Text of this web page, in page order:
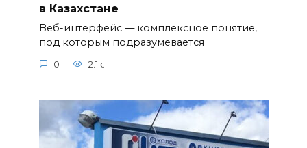
в Казахстане
Веб-интерфейс — комплексное понятие,
под которым подразумевается
0 2.1к.